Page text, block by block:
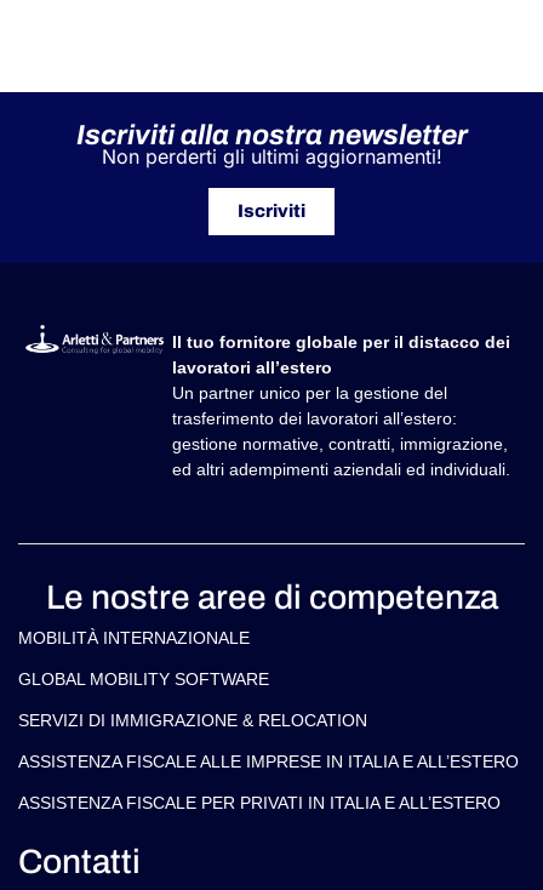
Iscriviti alla nostra newsletter
Non perderti gli ultimi aggiornamenti!
Iscriviti
Il tuo fornitore globale per il distacco dei
lavoratori all’estero
Un partner unico per la gestione del
trasferimento dei lavoratori all’estero:
gestione normative, contratti, immigrazione,
ed altri adempimenti aziendali ed individuali.
Le nostre aree di competenza
MOBILITÀ INTERNAZIONALE
GLOBAL MOBILITY SOFTWARE​
SERVIZI DI IMMIGRAZIONE & RELOCATION
ASSISTENZA FISCALE ALLE IMPRESE IN ITALIA E ALL’ESTERO
ASSISTENZA FISCALE PER PRIVATI IN ITALIA E ALL’ESTERO
Contatti